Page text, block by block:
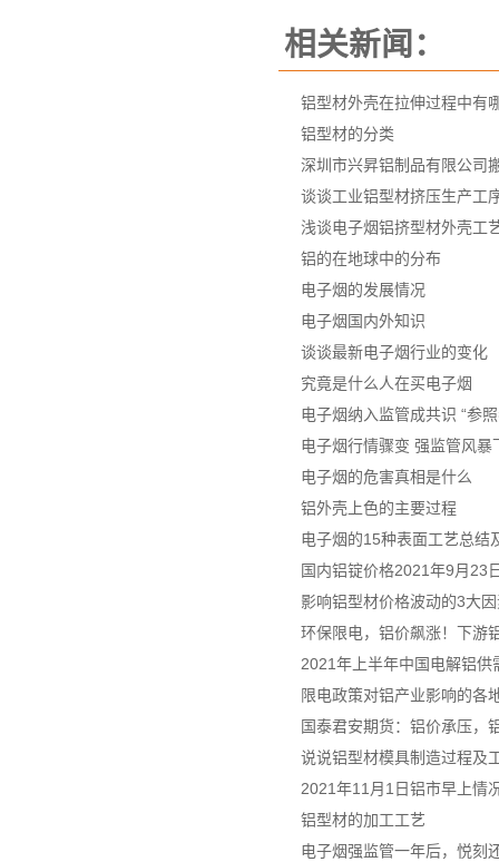
相关新闻：
铝型材外壳在拉伸过程中有
铝型材的分类
深圳市兴昇铝制品有限公司
谈谈工业铝型材挤压生产工
浅谈电子烟铝挤型材外壳工
铝的在地球中的分布
电子烟的发展情况
电子烟国内外知识
谈谈最新电子烟行业的变化
究竟是什么人在买电子烟
电子烟纳入监管成共识 “参
电子烟行情骤变 强监管风
电子烟的危害真相是什么
铝外壳上色的主要过程
电子烟的15种表面工艺总结
国内铝锭价格2021年9月23
影响铝型材价格波动的3大
环保限电，铝价飙涨！下游
2021年上半年中国电解铝供
限电政策对铝产业影响的各
国泰君安期货：铝价承压，
说说铝型材模具制造过程及
2021年11月1日铝市早上情
铝型材的加工工艺
电子烟强监管一年后，悦刻